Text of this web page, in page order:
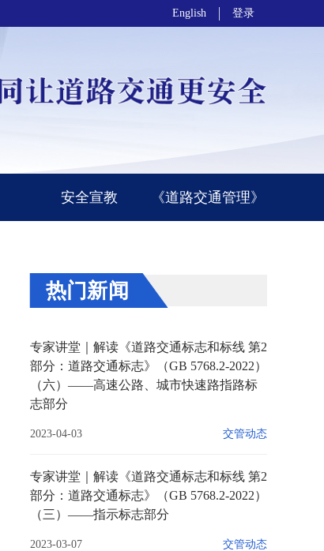
English 登录
安全宣教 《道路交通管理》
热门新闻
专家讲堂｜解读《道路交通标志和标线 第2
部分：道路交通标志》（GB 5768.2-2022）
（六）——高速公路、城市快速路指路标
志部分
2023-04-03 交管动态
专家讲堂｜解读《道路交通标志和标线 第2
部分：道路交通标志》（GB 5768.2-2022）
（三）——指示标志部分
2023-03-07 交管动态